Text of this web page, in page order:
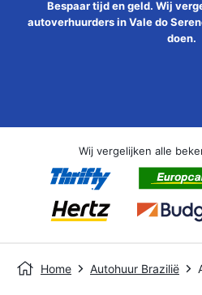
Bespaar tijd en geld. Wij
autoverhuurders in Vale do
doen.
Wij vergelijken alle
Home Autohuur Brazilië